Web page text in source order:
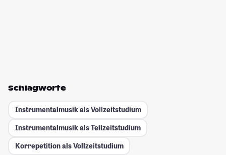
Schlagworte
Instrumentalmusik als Vollzeitstudium
Instrumentalmusik als Teilzeitstudium
Korrepetition als Vollzeitstudium